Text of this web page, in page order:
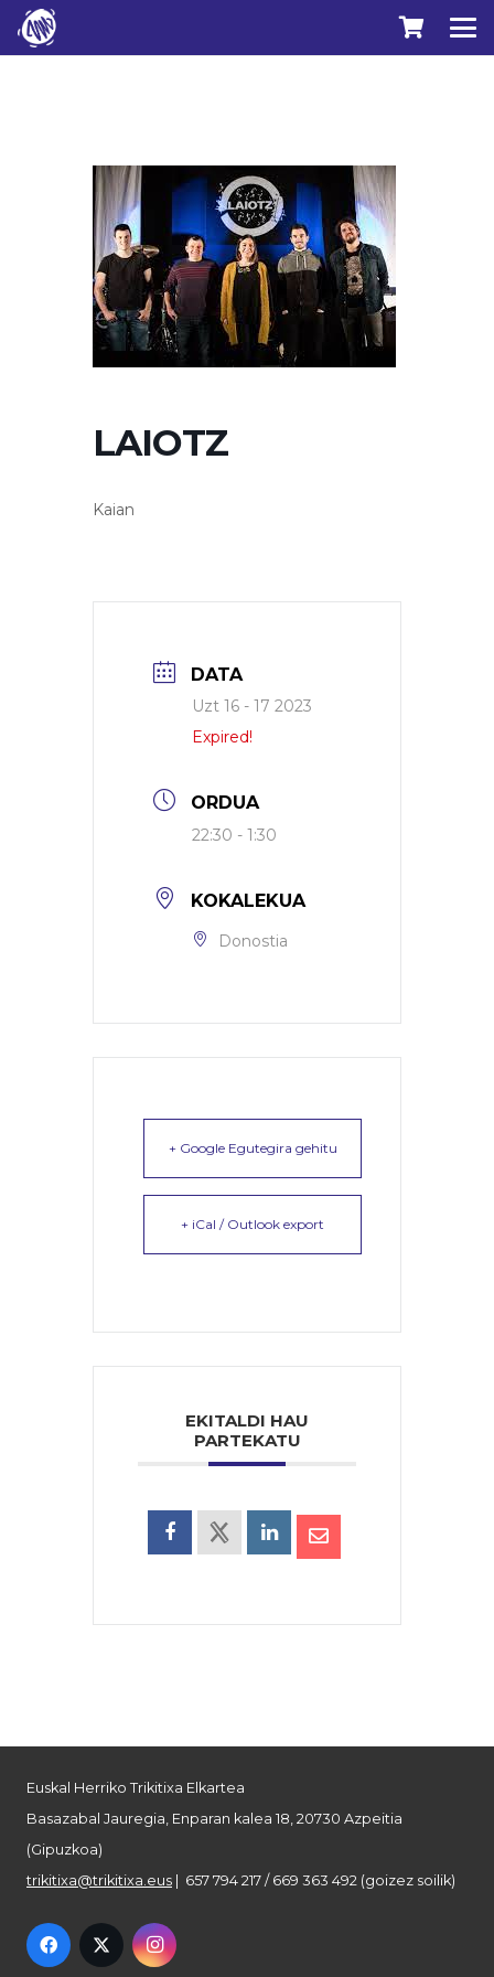
LAIOTZ
Kaian
DATA
Uzt 16 - 17 2023
Expired!
ORDUA
22:30 - 1:30
KOKALEKUA
Donostia
+ Google Egutegira gehitu
+ iCal / Outlook export
EKITALDI HAU
PARTEKATU
Euskal Herriko Trikitixa Elkartea
Basazabal Jauregia, Enparan kalea 18, 20730 Azpeitia
(Gipuzkoa)
trikitixa@trikitixa.eus | 657 794 217 / 669 363 492 (goizez soilik)